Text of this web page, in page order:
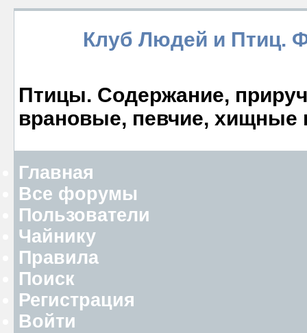
Клуб Людей и Птиц.
Птицы. Содержание,
врановые, певчие, хищные
Главная
Все форумы
Пользователи
Чайнику
Правила
Поиск
Регистрация
Войти